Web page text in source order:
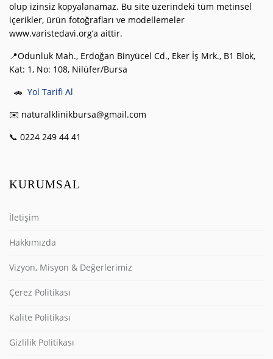
olup izinsiz kopyalanamaz. Bu site üzerindeki tüm metinsel
içerikler, ürün fotoğrafları ve modellemeler
www.varistedavi.org’a aittir.
📍Odunluk Mah., Erdoğan Binyücel Cd., Eker İş Mrk., B1 Blok,
Kat: 1, No: 108, Nilüfer/Bursa
🚗 Yol Tarifi Al
✉️ naturalklinikbursa@gmail.com
📞 0224 249 44 41
KURUMSAL
İletişim
Hakkımızda
Vizyon, Misyon & Değerlerimiz
Çerez Politikası
Kalite Politikası
Gizlilik Politikası